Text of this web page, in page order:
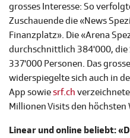
grosses Interesse: So
Zuschauende die «News
Finanzplatz». Die «Arena
durchschnittlich 384'000, die
337'000 Personen. Das
widerspiegelte sich auch in
App sowiesrf.ch
Millionen Visits den höchsten
Linear und online beliebt: